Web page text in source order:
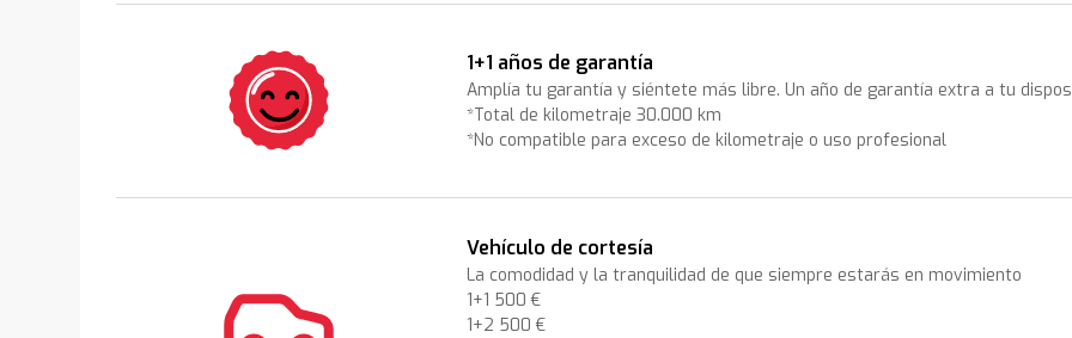
1+1 años de garantía
Amplía tu garantía y siéntete más libre. Un año de garantía extra a tu
*Total de kilometraje 30.000 km
*No compatible para exceso de kilometraje o uso profesional
Vehículo de cortesía
La comodidad y la tranquilidad de que siempre estarás en movimiento
1+1 500 €
1+2 500 €